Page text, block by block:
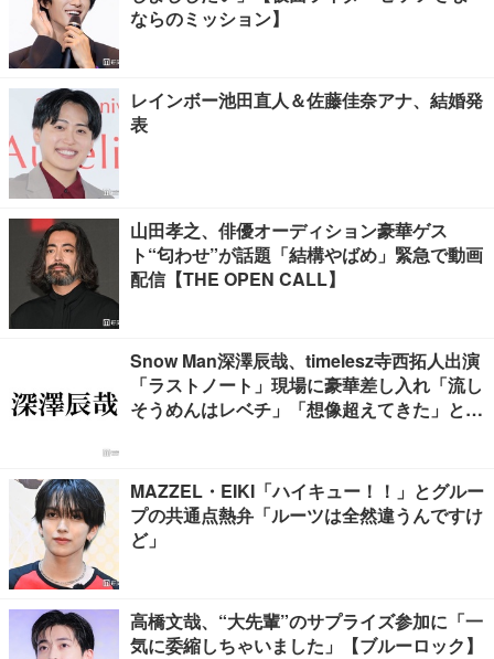
ならのミッション】
レインボー池田直人＆佐藤佳奈アナ、結婚発
表
山田孝之、俳優オーディション豪華ゲス
ト“匂わせ”が話題「結構やばめ」緊急で動画
配信【THE OPEN CALL】
Snow Man深澤辰哉、timelesz寺西拓人出演
「ラストノート」現場に豪華差し入れ「流し
そうめんはレベチ」「想像超えてきた」と絶
MAZZEL・EIKI「ハイキュー！！」とグルー
プの共通点熱弁「ルーツは全然違うんですけ
ど」
高橋文哉、“大先輩”のサプライズ参加に「一
気に委縮しちゃいました」【ブルーロック】